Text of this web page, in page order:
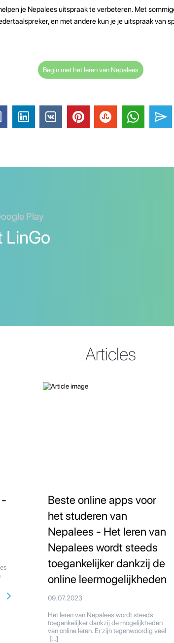
je Nepalees uitspraak te verbeteren. Met
en met andere kun je je uitspraak van
Begin met het leren van Nepalees
Play
LinGo
Articles
-
Beste online apps voor
het studeren van
Nepalees - Het leren van
Nepalees wordt steeds
toegankelijker dankzij de
online leermogelijkheden
09.07.2023
Het leren van Nepalees wordt steeds
toegankelijker dankzij de mogelijkheden
van online leren. Er zijn tegenwoordig veel
[…]